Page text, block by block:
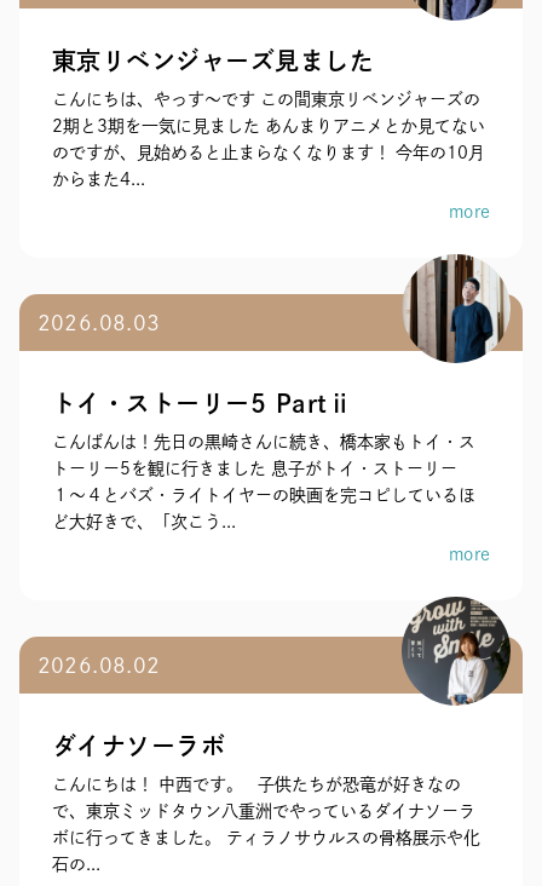
東京リベンジャーズ見ました
こんにちは、やっす〜です この間東京リベンジャーズの
2期と3期を一気に見ました あんまりアニメとか見てない
のですが、見始めると止まらなくなります！ 今年の10月
からまた4...
more
2026.08.03
トイ・ストーリー5 Partⅱ
こんばんは！先日の黒崎さんに続き、橋本家もトイ・ス
トーリー5を観に行きました 息子がトイ・ストーリー
１〜４とバズ・ライトイヤーの映画を完コピしているほ
ど大好きで、「次こう...
more
2026.08.02
ダイナソーラボ
こんにちは！ 中西です。 子供たちが恐竜が好きなの
で、東京ミッドタウン八重洲でやっているダイナソーラ
ボに行ってきました。 ティラノサウルスの骨格展示や化
石の...